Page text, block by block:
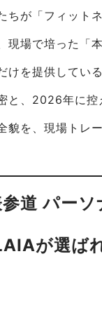
ちが「フィット
現場で培った「
けを提供してい
と、2026年に控
貌を、現場トレ
道 パーソ
が選ば